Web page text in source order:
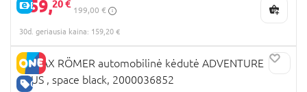
E-KAINA
159,20 €
199,00 €
30d. geriausia kaina: 159,20 €
GERA KAINA
BRITAX RÖMER automobilinė kėdutė ADVENTURE
PLUS , space black, 2000036852